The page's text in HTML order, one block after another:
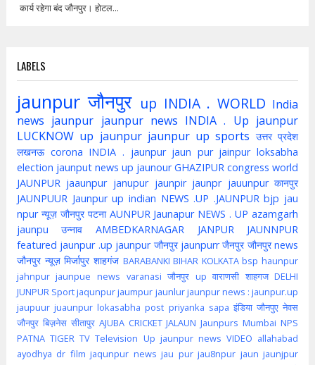
कार्य रहेगा बंद जौनपुर। होटल...
LABELS
jaunpur जौनपुर up INDIA . WORLD India
news jaunpur jaunpur news INDIA . Up jaunpur
LUCKNOW up jaunpur jaunpur up sports उत्तर प्रदेश
लखनऊ corona INDIA . jaunpur jaun pur jainpur loksabha
election jaunput news up jaunour GHAZIPUR congress world
JAUNPUR jaaunpur janupur jaunpir jaunpr jauunpur कानपुर
JAUNPUUR Jaunpur up indian NEWS .UP .JAUNPUR bjp jau
npur न्यूज़ जौनपुर पटना AUNPUR Jaunapur NEWS . UP azamgarh
jaunpu
उन्नाव AMBEDKARNAGAR JANPUR
JAUNNPUR
featured jaunpur .up jaunpur जौनपुर jaunpurr जैनपुर जौनपुर news
जौनपुर न्यूज़ मिर्जापुर शाहगंज BARABANKI BIHAR KOLKATA bsp haunpur
jahnpur jaunpue news varanasi जौनपुर up वाराणसी शाहगज DELHI
JUNPUR Sportjaqunpurjaumpur jaunlurjaunpur news : jaunpur.up
jaupuur juaunpur lokasabha post priyanka sapa इंडिया जौनपुए नेवस
जौनपुर बिज़नेस सीतापुर AJUBA CRICKET JALAUN Jaunpurs Mumbai NPS
PATNA TIGER TV Television Up jaunpur news VIDEO allahabad
ayodhya dr film jaqunpur news jau pur jau8npur jaun jaunjpur